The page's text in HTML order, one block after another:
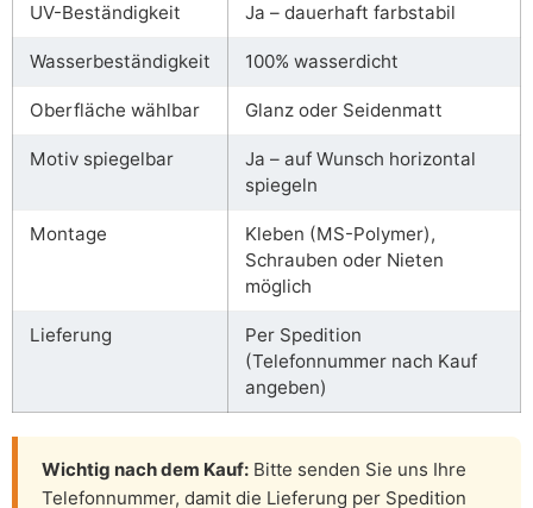
UV-Beständigkeit Ja – dauerhaft farbstabil
Wasserbeständigkeit 100% wasserdicht
Oberfläche wählbar Glanz oder Seidenmatt
Motiv spiegelbar
Ja – auf Wunsch horizontal
spiegeln
Montage
Kleben (MS-Polymer),
Schrauben oder Nieten
möglich
Lieferung
Per Spedition
(Telefonnummer nach Kauf
angeben)
Wichtig nach dem Kauf: Bitte senden Sie uns Ihre
Telefonnummer, damit die Lieferung per Spedition